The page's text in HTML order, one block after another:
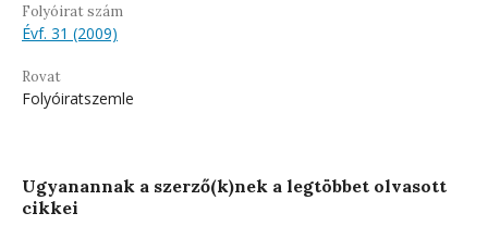
Folyóirat szám
Évf. 31 (2009)
Rovat
Folyóiratszemle
Ugyanannak a szerző(k)nek a legtöbbet olvasott
cikkei